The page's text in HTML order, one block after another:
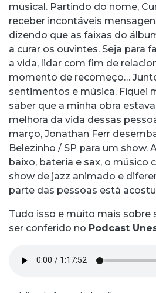
musical. Partindo do nome,
receber incontáveis
dizendo que as faixas do
a curar os ouvintes. Seja para
a vida, lidar com fim de
momento de recomeço…
sentimentos e música. Fiquei
saber que a minha obra
melhora da vida dessas
março, Jonathan Ferr
Belezinho / SP para um show.
baixo, bateria e sax, o músico
show de jazz animado e
parte das pessoas está
Tudo isso e muito mais sobre
ser conferido no Podcast